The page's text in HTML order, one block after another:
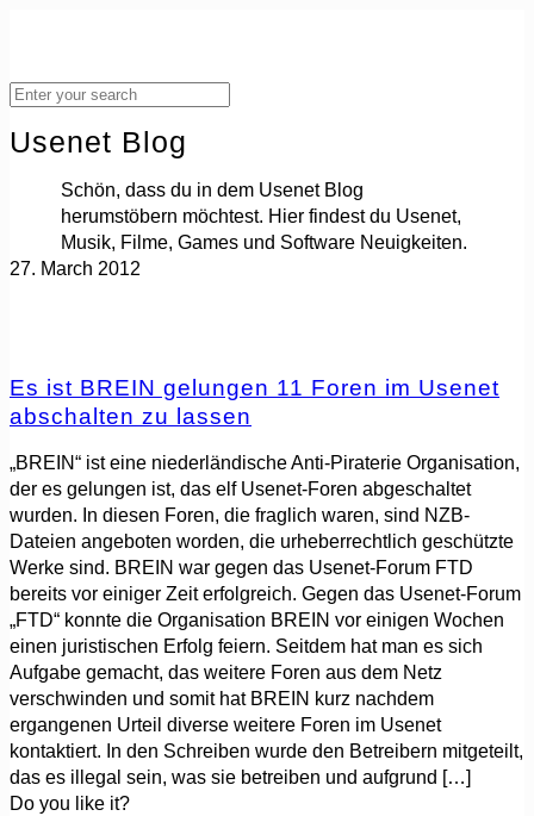
Usenet Blog
Schön, dass du in dem Usenet Blog
herumstöbern möchtest. Hier findest du Usenet,
Musik, Filme, Games und Software Neuigkeiten.
27. March 2012
Es ist BREIN gelungen 11 Foren im Usenet
abschalten zu lassen
„BREIN“ ist eine niederländische Anti-Piraterie Organisation,
der es gelungen ist, das elf Usenet-Foren abgeschaltet
wurden. In diesen Foren, die fraglich waren, sind NZB-
Dateien angeboten worden, die urheberrechtlich geschützte
Werke sind. BREIN war gegen das Usenet-Forum FTD
bereits vor einiger Zeit erfolgreich. Gegen das Usenet-Forum
„FTD“ konnte die Organisation BREIN vor einigen Wochen
einen juristischen Erfolg feiern. Seitdem hat man es sich
Aufgabe gemacht, das weitere Foren aus dem Netz
verschwinden und somit hat BREIN kurz nachdem
ergangenen Urteil diverse weitere Foren im Usenet
kontaktiert. In den Schreiben wurde den Betreibern mitgeteilt,
das es illegal sein, was sie betreiben und aufgrund […]
Do you like it?